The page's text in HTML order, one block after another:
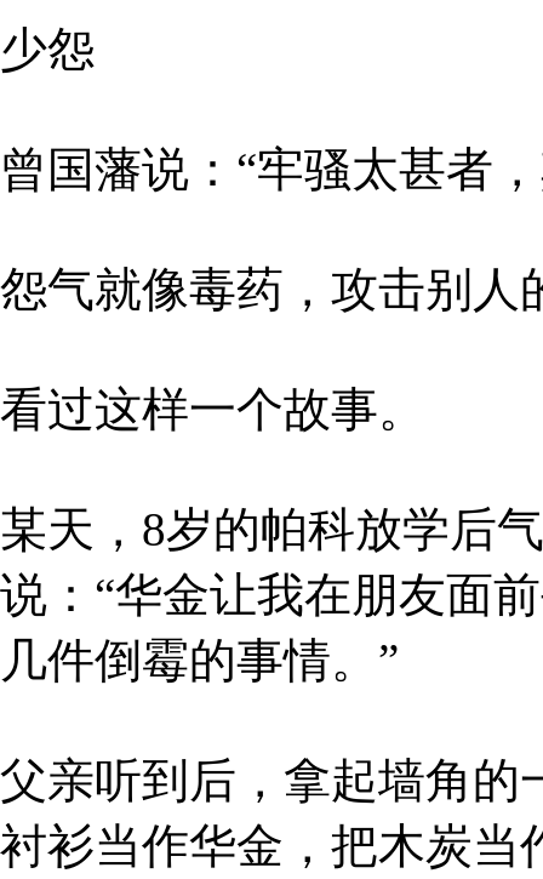
少怨
曾国藩说：“牢骚太甚者
怨气就像毒药，攻击别人
看过这样一个故事。
某天，8岁的帕科放学后
说：“华金让我在朋友面
几件倒霉的事情。”
父亲听到后，拿起墙角的
衬衫当作华金，把木炭当